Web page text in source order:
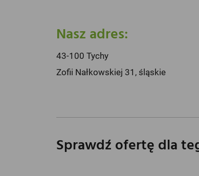
Nasz adres:
43-100 Tychy
Zofii Nałkowskiej 31, śląskie
Sprawdź ofertę dla